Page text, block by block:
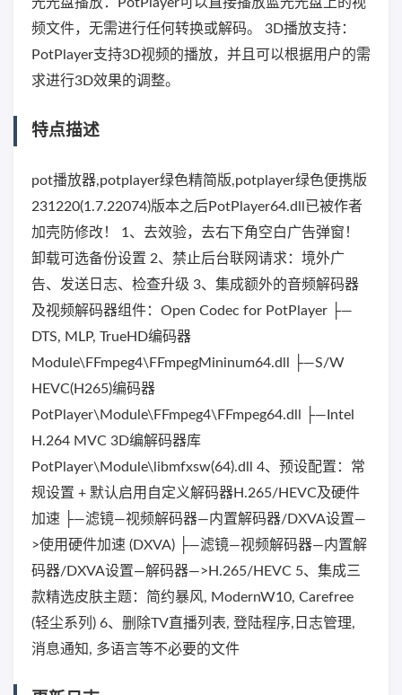
频文件，无需进行任何转换或解码。 3D播放支持：
PotPlayer支持3D视频的播放，并且可以根据用户的需
求进行3D效果的调整。
特点描述
pot播放器,potplayer绿色精简版,potplayer绿色便携版
231220(1.7.22074)版本之后PotPlayer64.dll已被作者
加壳防修改！ 1、去效验，去右下角空白广告弹窗！
卸载可选备份设置 2、禁止后台联网请求：境外广
告、发送日志、检查升级 3、集成额外的音频解码器
及视频解码器组件：Open Codec for PotPlayer ├—
DTS, MLP, TrueHD编码器
Module\FFmpeg4\FFmpegMininum64.dll ├—S/W
HEVC(H265)编码器
PotPlayer\Module\FFmpeg4\FFmpeg64.dll ├—Intel
H.264 MVC 3D编解码器库
PotPlayer\Module\libmfxsw(64).dll 4、预设配置：常
规设置 + 默认启用自定义解码器H.265/HEVC及硬件
加速 ├—滤镜—视频解码器—内置解码器/DXVA设置—
>使用硬件加速 (DXVA) ├—滤镜—视频解码器—内置解
码器/DXVA设置—解码器—>H.265/HEVC 5、集成三
款精选皮肤主题：简约暴风, ModernW10, Carefree
(轻尘系列) 6、删除TV直播列表, 登陆程序,日志管理,
消息通知, 多语言等不必要的文件